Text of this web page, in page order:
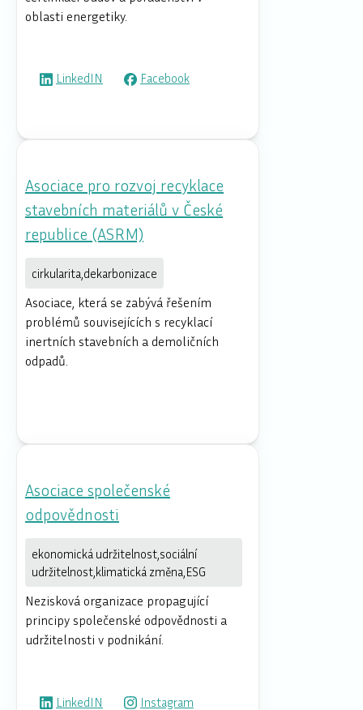
oblasti energetiky.
LinkedIN Facebook
Asociace pro rozvoj recyklace
stavebních materiálů v České
republice (ASRM)
cirkularita,dekarbonizace
Asociace, která se zabývá řešením
problémů souvisejících s recyklací
inertních stavebních a demoličních
odpadů.
Asociace společenské
odpovědnosti
ekonomická udržitelnost,sociální
udržitelnost,klimatická změna,ESG
Nezisková organizace propagující
principy společenské odpovědnosti a
udržitelnosti v podnikání.
LinkedIN Instagram